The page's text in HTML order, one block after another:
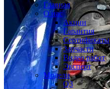
Главная
О нас
Акции
Гарантия
Сертификаты
Запчасти
Видео работ
Эксперт
Модели
Q3